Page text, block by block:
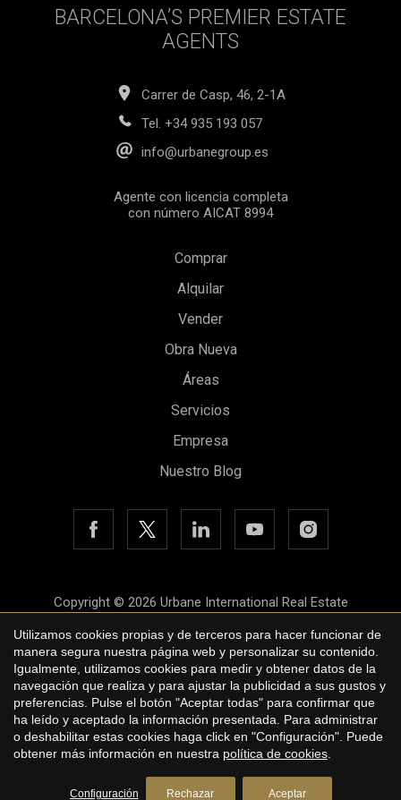
BARCELONA’S PREMIER ESTATE
AGENTS
Carrer de Casp, 46, 2-1A
Tel. +34 935 193 057
info@urbanegroup.es
Agente con licencia completa
con número AICAT 8994
Comprar
Alquilar
Vender
Obra Nueva
Áreas
Servicios
Empresa
Nuestro Blog
Copyright © 2026 Urbane International Real Estate
Aviso legal
Política de privacidad
Política de cookies
byiEstrategic
Utilizamos cookies propias y de terceros para hacer funcionar de
manera segura nuestra página web y personalizar su contenido.
Igualmente, utilizamos cookies para medir y obtener datos de la
navegación que realiza y para ajustar la publicidad a sus gustos y
preferencias. Pulse el botón "Aceptar todas" para confirmar que
ha leído y aceptado la información presentada. Para administrar
o deshabilitar estas cookies haga click en "Configuración". Puede
obtener más información en nuestra política de cookies
Configuración Rechazar Aceptar
Guardar configuración Aceptar todas